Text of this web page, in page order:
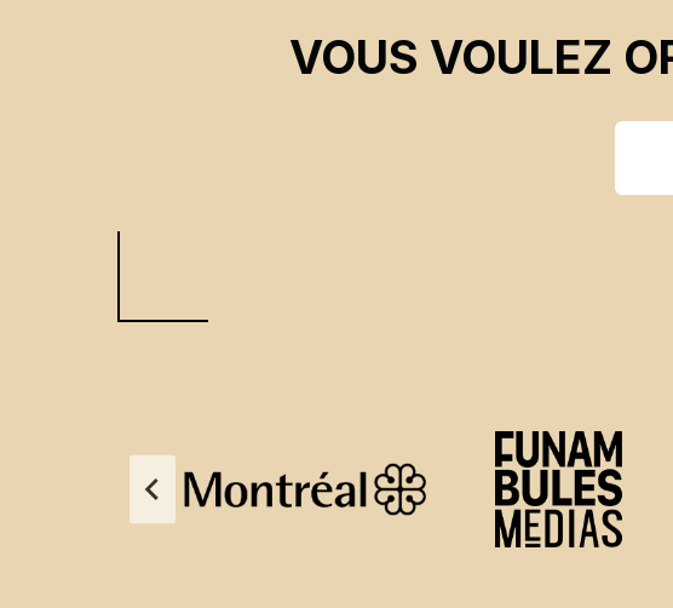
VOUS VOULEZ